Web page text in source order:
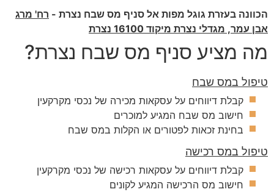
הכוונה בעזרת גוגל מפות אל סניף מס שבח נצרת - רח' מרג
אבן עמר, מגדלי נצרת מיקוד 16100 נצרת
מה מציע סניף מס שבח נצרת?
טיפול במס שבח
קבלת דיווחים על עסקאות מכירה של נכסי מקרקעין
חישוב מס שבח המגיע למוכרים
בחינת זכאות לפטורים או הקלות במס שבח
טיפול במס רכישה
קבלת דיווחים על עסקאות רכישה של נכסי מקרקעין
חישוב מס הרכישה המגיע לקונים